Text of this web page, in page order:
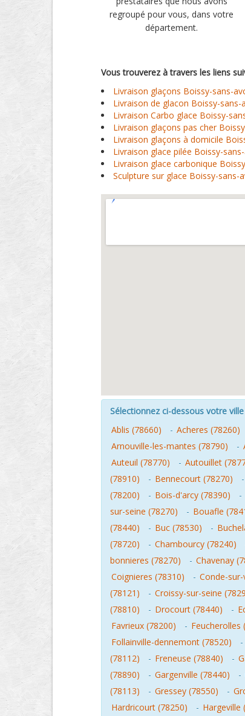
regroupé pour vous, dans votre
département.
Vous trouverez à travers les liens
Livraison glaçons Boissy-sans-
Livraison de glacon Boissy-sans-
Livraison Carbo glace Boissy-
Livraison glaçons pas cher
Livraison glaçons à domicile
Livraison glace pilée Boissy-
Livraison glace carbonique
Sculpture sur glace Boissy-sans-
Sélectionnez ci-dessous votre ville
Ablis (78660)
- Acheres (78260)
Arnouville-les-mantes (78790)
-
Auteuil (78770)
- Autouillet
(78910)
- Bennecourt (78270) -
(78200)
- Bois-d'arcy (78390) -
sur-seine (78270)
- Bouafle
(78440)
- Buc (78530) -
(78720)
- Chambourcy (78240)
bonnieres (78270)
- Chavenay
Coignieres (78310)
- Conde-
(78121)
- Croissy-sur-seine
(78810)
- Drocourt (78440) -
Favrieux (78200)
- Feucherolles
Follainville-dennemont (78520)
-
(78112)
- Freneuse (78840) -
(78890)
- Gargenville (78440) -
(78113)
- Gressey (78550) -
Hardricourt (78250)
- Hargeville